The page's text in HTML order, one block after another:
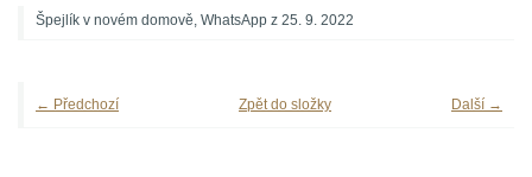
Špejlík v novém domově, WhatsApp z 25. 9. 2022
← Předchozí Další →
Zpět do složky